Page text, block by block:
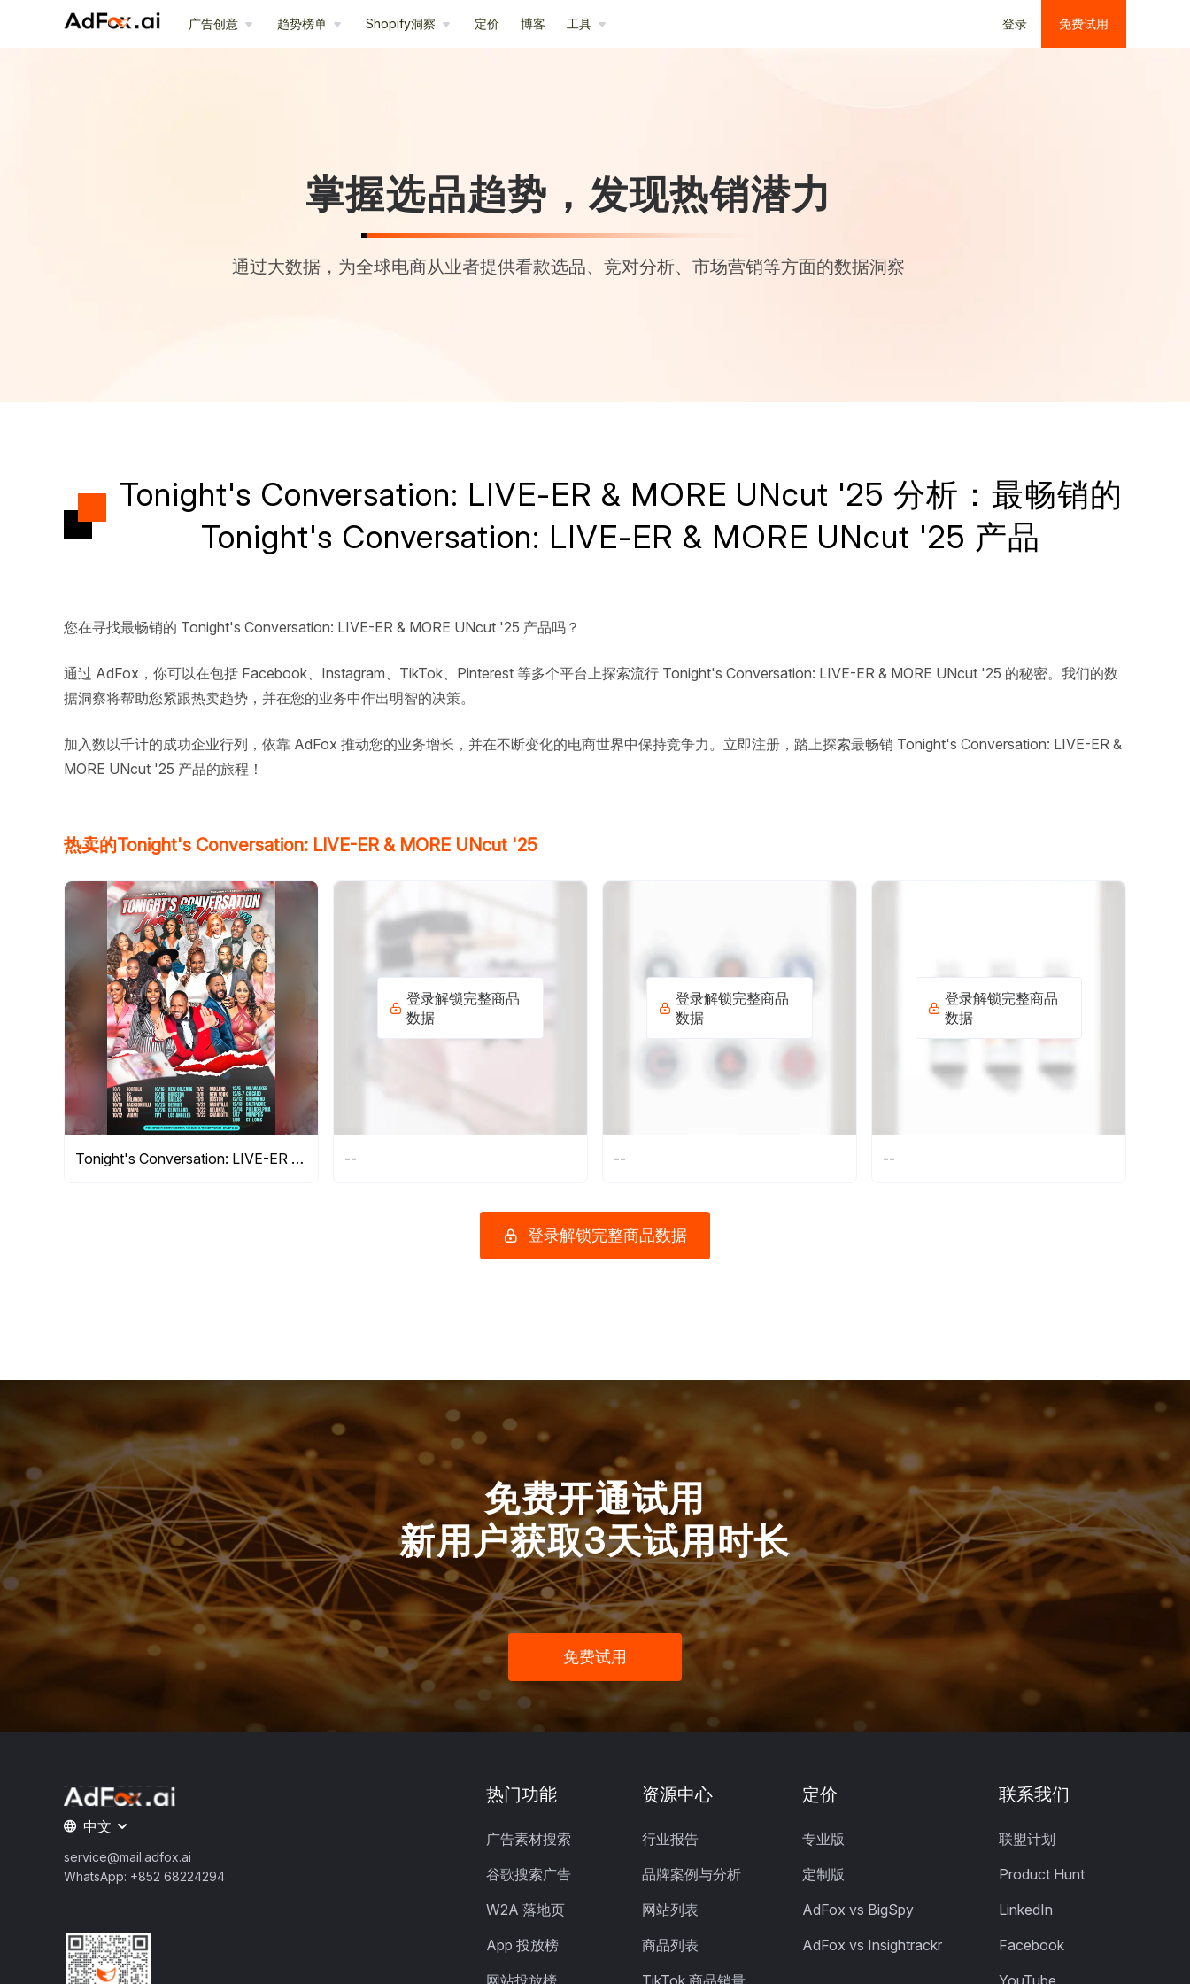
广告创意 趋势榜单 Shopify洞察 定价 博客 工具 登录 免费试用
掌握选品趋势，发现热销潜力
通过大数据，为全球电商从业者提供看款选品、竞对分析、市场营销等方面的数据洞察
Tonight's Conversation: LIVE-ER & MORE UNcut '25 分析：最畅销的
Tonight's Conversation: LIVE-ER & MORE UNcut '25 产品
您在寻找最畅销的 Tonight's Conversation: LIVE-ER & MORE UNcut '25 产品吗？
通过 AdFox，你可以在包括 Facebook、Instagram、TikTok、Pinterest 等多个平台上探索流行 Tonight's Conversation: LIVE-ER & MORE UNcut '25 的秘密。我们的数
据洞察将帮助您紧跟热卖趋势，并在您的业务中作出明智的决策。
加入数以千计的成功企业行列，依靠 AdFox 推动您的业务增长，并在不断变化的电商世界中保持竞争力。立即注册，踏上探索最畅销 Tonight's Conversation: LIVE-ER &
MORE UNcut '25 产品的旅程！
热卖的Tonight's Conversation: LIVE-ER & MORE UNcut '25
Tonight's Conversation: LIVE-ER & MORE UNcut '25
登录解锁完整商品
数据
--
登录解锁完整商品
数据
--
登录解锁完整商品
数据
--
登录解锁完整商品数据
免费开通试用
新用户获取3天试用时长
免费试用
中文
service@mail.adfox.ai
WhatsApp: +852 68224294
热门功能
广告素材搜索
谷歌搜索广告
W2A 落地页
App 投放榜
网站投放榜
资源中心
行业报告
品牌案例与分析
网站列表
商品列表
TikTok 商品销量
定价
专业版
定制版
AdFox vs BigSpy
AdFox vs Insightrackr
联系我们
联盟计划
Product Hunt
LinkedIn
Facebook
YouTube